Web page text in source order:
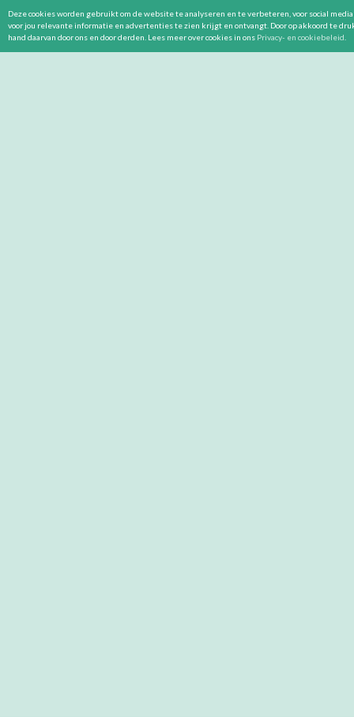
Deze cookies worden gebruikt om de website te analyseren en te verbeteren, voor social
voor jou relevante informatie en advertenties te zien krijgt en ontvangt. Door op akkoord te
hand daarvan door ons en door derden. Lees meer over cookies in ons Privacy- en cookiebeleid